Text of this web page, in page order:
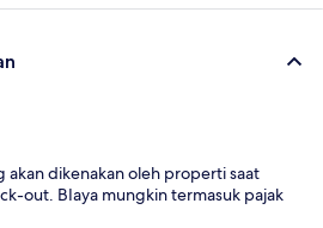
akan dikenakan oleh properti saat
out. BIaya mungkin termasuk pajak